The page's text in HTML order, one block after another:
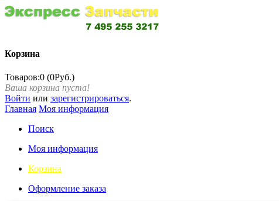
Корзина
Товаров:0 (0Руб.)
Ваша корзина пуста!
Войти или зарегистрироваться.
Главная Моя информация
Поиск
Моя информация
Корзина
Оформление заказа